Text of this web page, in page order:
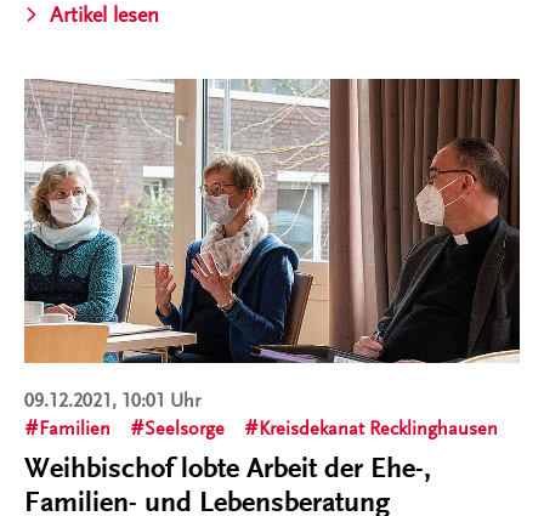
Artikel lesen
09.12.2021, 10:01 Uhr
Familien
Seelsorge Kreisdekanat Recklinghausen
Weihbischof lobte Arbeit der Ehe-,
Familien- und Lebensberatung